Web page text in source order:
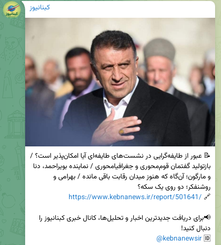
کبنانیوز
🔗
https://www.kebnanews.ir/report/501641/
🆔
@kebnanewsir